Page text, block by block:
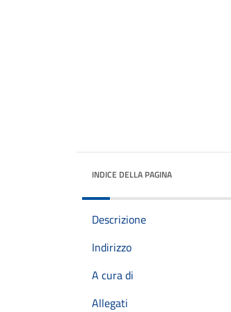
INDICE DELLA PAGINA
Descrizione
Indirizzo
A cura di
Allegati